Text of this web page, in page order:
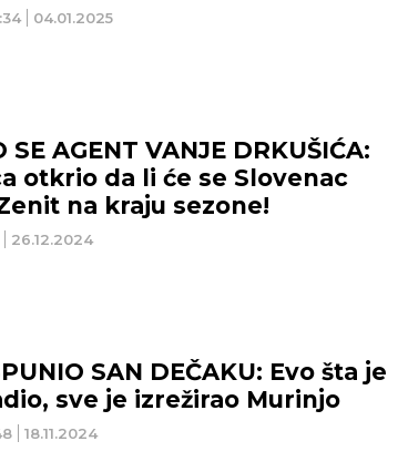
04.01.2025
26.12.2024
SE AGENT VANJE DRKUŠIĆA:
otkrio da li će se Slovenac
na kraju sezone!
18.11.2024
SAN DEČAKU: Evo šta je
sve je izrežirao Murinjo